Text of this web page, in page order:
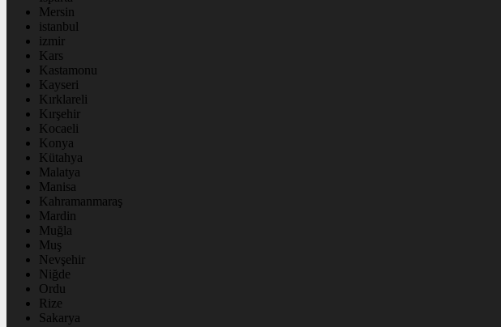
Mersin
istanbul
izmir
Kars
Kastamonu
Kayseri
Kırklareli
Kırşehir
Kocaeli
Konya
Kütahya
Malatya
Manisa
Kahramanmaraş
Mardin
Muğla
Muş
Nevşehir
Niğde
Ordu
Rize
Sakarya